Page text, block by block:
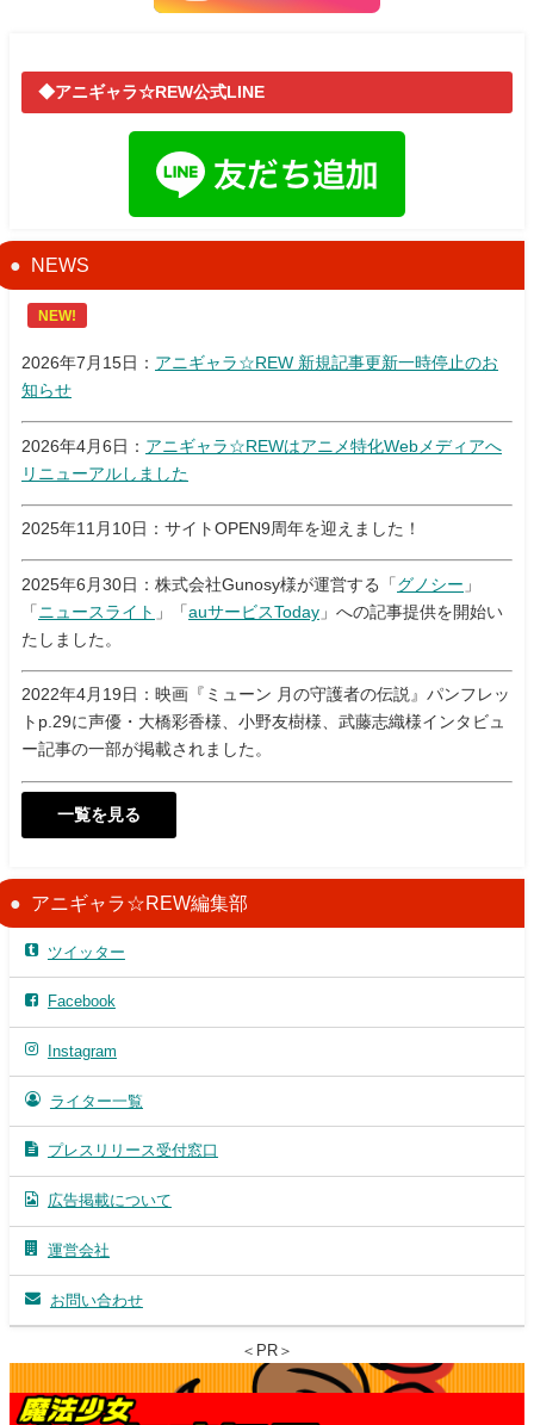
◆アニギャラ☆REW公式LINE
NEWS
NEW!
2026年7月15日： アニギャラ☆REW 新規記事更新一時停止のお
知らせ
2026年4月6日： アニギャラ☆REWはアニメ特化Webメディアへ
リニューアルしました
2025年11月10日：サイトOPEN9周年を迎えました！
2025年6月30日：株式会社Gunosy様が運営する「 グノシー 」
「 ニュースライト 」「auサービスToday 」への記事提供を開始い
たしました。
2022年4月19日：映画『ミューン 月の守護者の伝説』パンフレッ
トp.29に声優・大橋彩香様、小野友樹様、武藤志織様インタビュ
ー記事の一部が掲載されました。
一覧を見る
アニギャラ☆REW編集部
ツイッター
Facebook
Instagram
ライター一覧
プレスリリース受付窓口
広告掲載について
運営会社
お問い合わせ
＜PR＞